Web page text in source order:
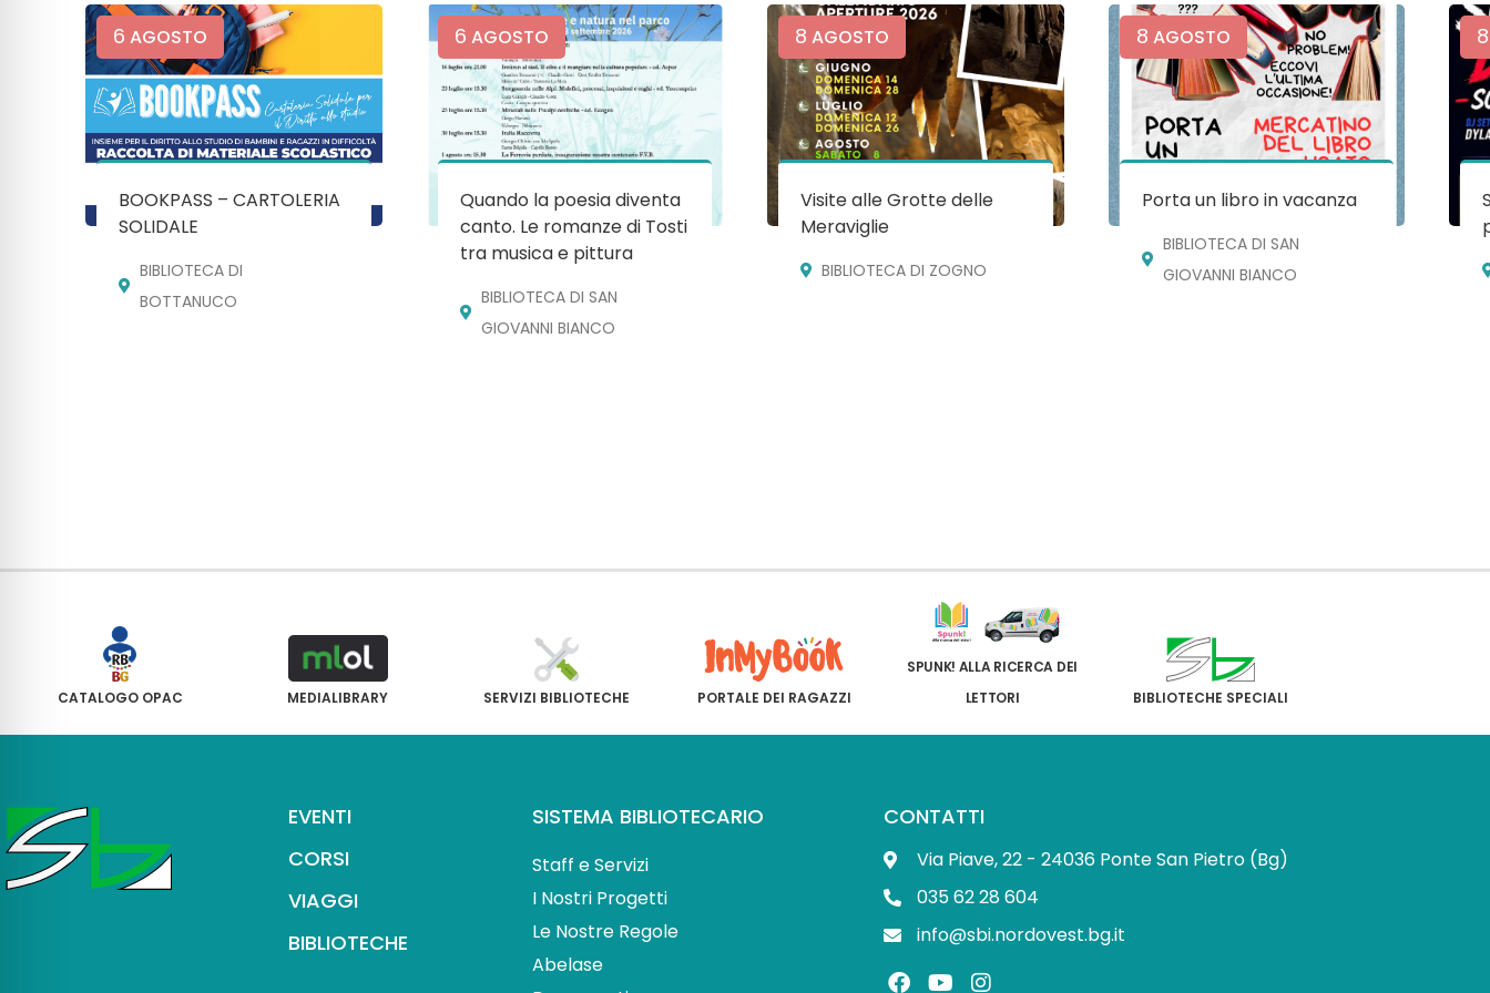
6 AGOSTO
BOOKPASS – CARTOLERIA
SOLIDALE
BIBLIOTECA DI
BOTTANUCO
6 AGOSTO
Quando la poesia diventa
canto. Le romanze di Tosti
tra musica e pittura
BIBLIOTECA DI SAN
GIOVANNI BIANCO
8 AGOSTO
Visite alle Grotte delle
Meraviglie
BIBLIOTECA DI ZOGNO
8 AGOSTO
Porta un libro in vacanza
BIBLIOTECA DI SAN
GIOVANNI BIANCO
8
CATALOGO OPAC MEDIALIBRARY SERVIZI BIBLIOTECHE PORTALE DEI RAGAZZI
SPUNK! ALLA RICERCA DEI
LETTORI
BIBLIOTECHE SPECIALI
EVENTI
CORSI
VIAGGI
BIBLIOTECHE
SISTEMA BIBLIOTECARIO
Staff e Servizi
I Nostri Progetti
Le Nostre Regole
Abelase
CONTATTI
Via Piave, 22 - 24036 Ponte San Pietro (Bg)
035 62 28 604
info@sbi.nordovest.bg.it
F Y I